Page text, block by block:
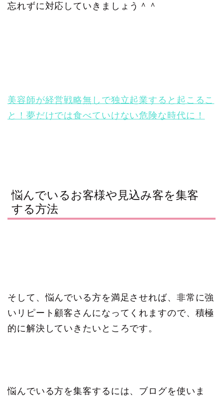
忘れずに対応していきましょう＾＾
美容師が経営戦略無しで独立起業すると起こるこ
と！夢だけでは食べていけない危険な時代に！
悩んでいるお客様や見込み客を集客
する方法
そして、悩んでいる方を満足させれば、非常に強
いリピート顧客さんになってくれますので、積極
的に解決していきたいところです。
悩んでいる方を集客するには、ブログを使いま